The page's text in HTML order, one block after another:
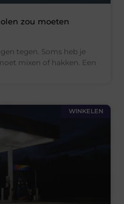
zou moeten
tegen. Soms heb je
mixen of hakken. Een
WINKELEN